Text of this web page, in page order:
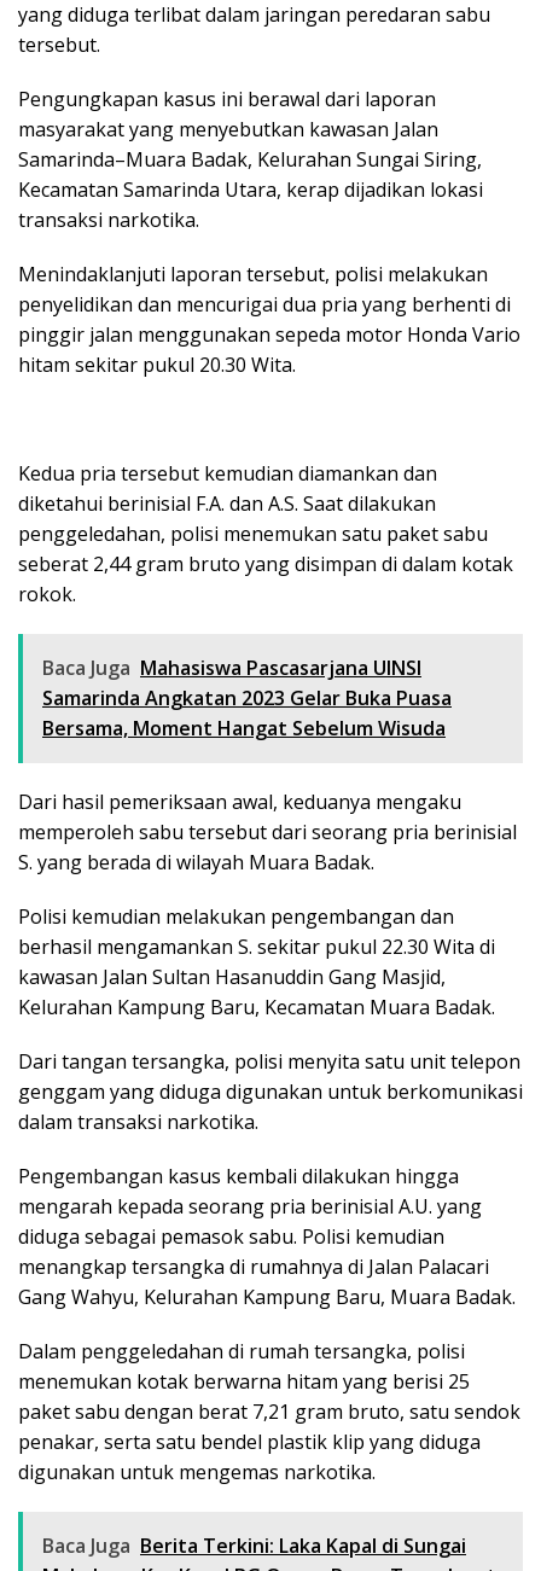
yang diduga terlibat dalam jaringan peredaran sabu
tersebut.
Pengungkapan kasus ini berawal dari laporan
masyarakat yang menyebutkan kawasan Jalan
Samarinda–Muara Badak, Kelurahan Sungai Siring,
Kecamatan Samarinda Utara, kerap dijadikan lokasi
transaksi narkotika.
Menindaklanjuti laporan tersebut, polisi melakukan
penyelidikan dan mencurigai dua pria yang berhenti di
pinggir jalan menggunakan sepeda motor Honda Vario
hitam sekitar pukul 20.30 Wita.
Kedua pria tersebut kemudian diamankan dan
diketahui berinisial F.A. dan A.S. Saat dilakukan
penggeledahan, polisi menemukan satu paket sabu
seberat 2,44 gram bruto yang disimpan di dalam kotak
rokok.
Baca Juga Mahasiswa Pascasarjana UINSI
Samarinda Angkatan 2023 Gelar Buka Puasa
Bersama, Moment Hangat Sebelum Wisuda
Dari hasil pemeriksaan awal, keduanya mengaku
memperoleh sabu tersebut dari seorang pria berinisial
S. yang berada di wilayah Muara Badak.
Polisi kemudian melakukan pengembangan dan
berhasil mengamankan S. sekitar pukul 22.30 Wita di
kawasan Jalan Sultan Hasanuddin Gang Masjid,
Kelurahan Kampung Baru, Kecamatan Muara Badak.
Dari tangan tersangka, polisi menyita satu unit telepon
genggam yang diduga digunakan untuk berkomunikasi
dalam transaksi narkotika.
Pengembangan kasus kembali dilakukan hingga
mengarah kepada seorang pria berinisial A.U. yang
diduga sebagai pemasok sabu. Polisi kemudian
menangkap tersangka di rumahnya di Jalan Palacari
Gang Wahyu, Kelurahan Kampung Baru, Muara Badak.
Dalam penggeledahan di rumah tersangka, polisi
menemukan kotak berwarna hitam yang berisi 25
paket sabu dengan berat 7,21 gram bruto, satu sendok
penakar, serta satu bendel plastik klip yang diduga
digunakan untuk mengemas narkotika.
Baca Juga Berita Terkini: Laka Kapal di Sungai